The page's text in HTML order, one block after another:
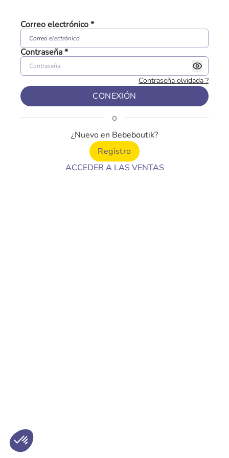
Correo electrónico*
Contraseña*
Contraseña olvidada ?
CONEXIÓN
o
¿Nuevo en Bebeboutik?
Registro
ACCEDER A LAS VENTAS